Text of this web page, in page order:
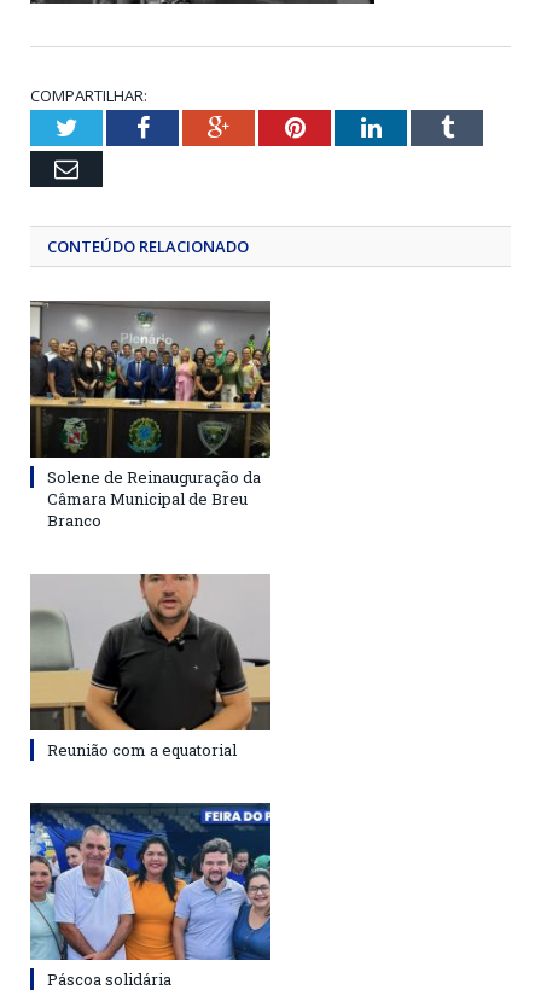
COMPARTILHAR:
TwitterFacebookGoogle+PinterestLinkedInTumblr
Email
CONTEÚDO RELACIONADO
Solene de Reinauguração da
Câmara Municipal de Breu
Branco
Reunião com a equatorial
Páscoa solidária